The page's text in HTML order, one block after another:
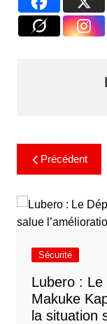
Précédent
Sécurité
Lubero : Le
Makuke
la situation